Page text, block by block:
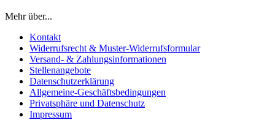
Mehr über...
Kontakt
Widerrufsrecht & Muster-Widerrufsformular
Versand- & Zahlungsinformationen
Stellenangebote
Datenschutzerklärung
Allgemeine-Geschäftsbedingungen
Privatsphäre und Datenschutz
Impressum